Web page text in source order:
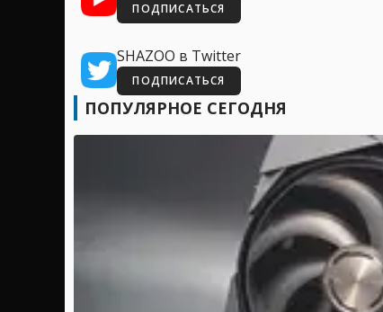
ПОДПИСАТЬСЯ
SHAZOO в Twitter
ПОДПИСАТЬСЯ
ПОПУЛЯРНОЕ СЕГОДНЯ